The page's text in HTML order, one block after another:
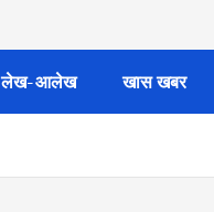
लेख-आलेख खास खबर